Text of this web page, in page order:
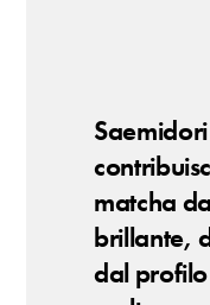
matcha
brillante,
dal